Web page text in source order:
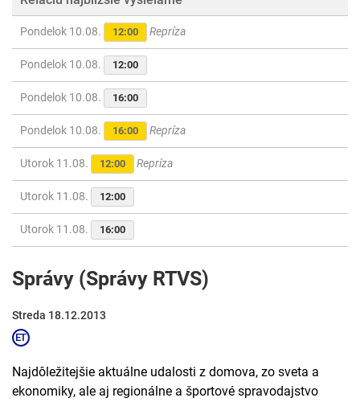
Pondelok 10.08. 12:00 Repríza
Pondelok 10.08. 12:00
Pondelok 10.08. 16:00
Pondelok 10.08. 16:00 Repríza
Utorok 11.08. 12:00 Repríza
Utorok 11.08. 12:00
Utorok 11.08. 16:00
Správy (Správy RTVS)
Streda 18.12.2013
Najdôležitejšie aktuálne udalosti z domova, zo sveta a
ekonomiky, ale aj regionálne a športové spravodajstvo